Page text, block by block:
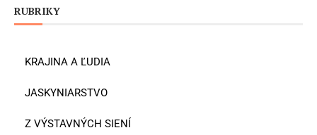
RUBRIKY
KRAJINA A ĽUDIA
JASKYNIARSTVO
Z VÝSTAVNÝCH SIENÍ